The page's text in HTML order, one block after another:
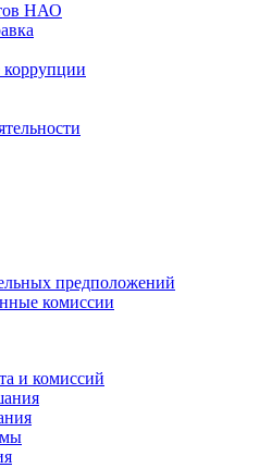
НАО
коррупции
предположений
комиссии
и комиссий